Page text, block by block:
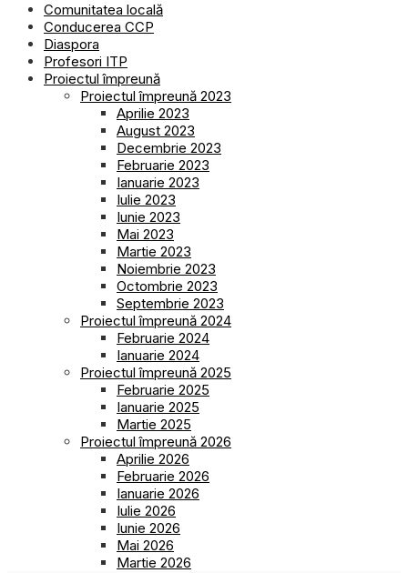
Comunitatea locală
Conducerea CCP
Diaspora
Profesori ITP
Proiectul împreună
Proiectul împreună 2023
Aprilie 2023
August 2023
Decembrie 2023
Februarie 2023
Ianuarie 2023
Iulie 2023
Iunie 2023
Mai 2023
Martie 2023
Noiembrie 2023
Octombrie 2023
Septembrie 2023
Proiectul împreună 2024
Februarie 2024
Ianuarie 2024
Proiectul împreună 2025
Februarie 2025
Ianuarie 2025
Martie 2025
Proiectul împreună 2026
Aprilie 2026
Februarie 2026
Ianuarie 2026
Iulie 2026
Iunie 2026
Mai 2026
Martie 2026